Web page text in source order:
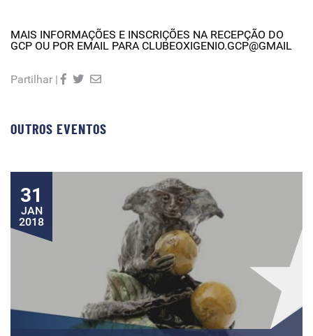
MAIS INFORMAÇÕES E INSCRIÇÕES NA RECEPÇÃO DO
GCP OU POR EMAIL PARA CLUBEOXIGENIO.GCP@GMAIL
Partilhar |
OUTROS EVENTOS
31
JAN
2018